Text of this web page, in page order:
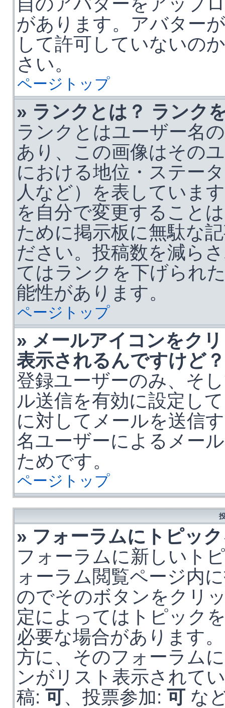
があります。アバター
して許可していないの
さい。
ページトップ
» ランクとは？ ランク
ランクとはユーザー名
あり、この画像はその
における地位・ステー
人など）を表していま
を自分で変更すること
ために掲示板に無駄な
ださい。投稿数を減ら
てはランクを下げられ
能性があります。
ページトップ
» メールアイコンをク
表示されるんですけど？
登録ユーザーのみ、そ
ル送信を有効に設定し
に対してメールを送信
名ユーザーによるメー
ためです。
ページトップ
» フォーラムにトピッ
フォーラムに新しいト
ォーラム閲覧ページ内
のでそのボタンをクリ
定によってはトピック
必要な場合があります
方に、そのフォーラム
ンがリスト表示されて
稿: 可、投票参加: 可 な